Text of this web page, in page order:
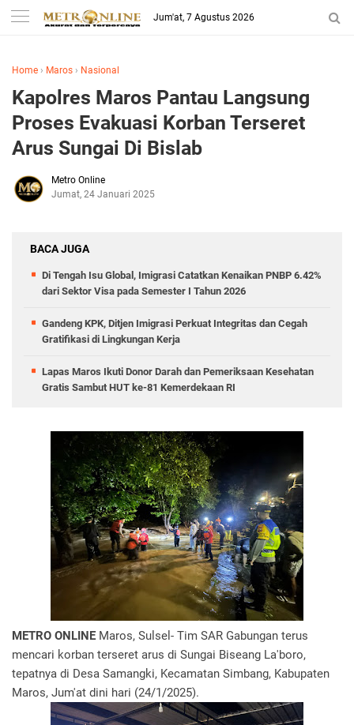
Jum'at, 7 Agustus 2026
Home › Maros › Nasional
Kapolres Maros Pantau Langsung
Proses Evakuasi Korban Terseret
Arus Sungai Di Bislab
Metro Online
Jumat, 24 Januari 2025
BACA JUGA
Di Tengah Isu Global, Imigrasi Catatkan Kenaikan PNBP 6.42%
dari Sektor Visa pada Semester I Tahun 2026
Gandeng KPK, Ditjen Imigrasi Perkuat Integritas dan Cegah
Gratifikasi di Lingkungan Kerja
Lapas Maros Ikuti Donor Darah dan Pemeriksaan Kesehatan
Gratis Sambut HUT ke-81 Kemerdekaan RI
METRO ONLINE Maros, Sulsel- Tim SAR Gabungan terus
mencari korban terseret arus di Sungai Biseang La'boro,
tepatnya di Desa Samangki, Kecamatan Simbang, Kabupaten
Maros, Jum'at dini hari (24/1/2025).